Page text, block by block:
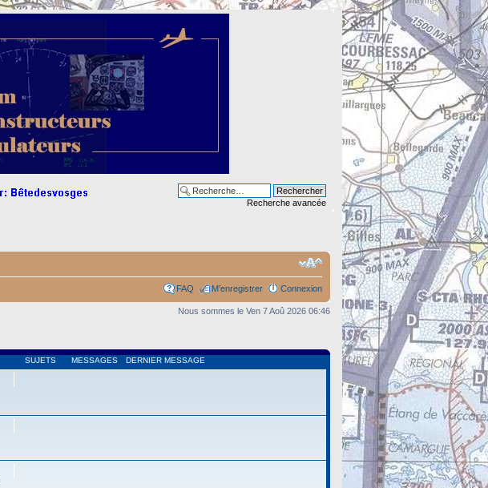
Recherche avancée
FAQ M’enregistrer Connexion
Nous sommes le Ven 7 Aoû 2026 06:46
SUJETS MESSAGES DERNIER MESSAGE